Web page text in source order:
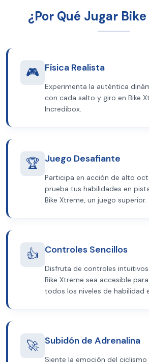
¿Por Qué Jugar
🎮 Física Realista
Experimenta la auténtica
con cada salto y giro en Bike
Incredibox.
🏆 Juego Desafiante
Participa en acción de alto
prueba tus habilidades en
Bike Xtreme, un juego superior.
👍 Controles Sencillos
Disfruta de controles
Bike Xtreme sea accesible
todos los niveles de habilidad
🚀 Subidón de Adrenalina
Siente la emoción del